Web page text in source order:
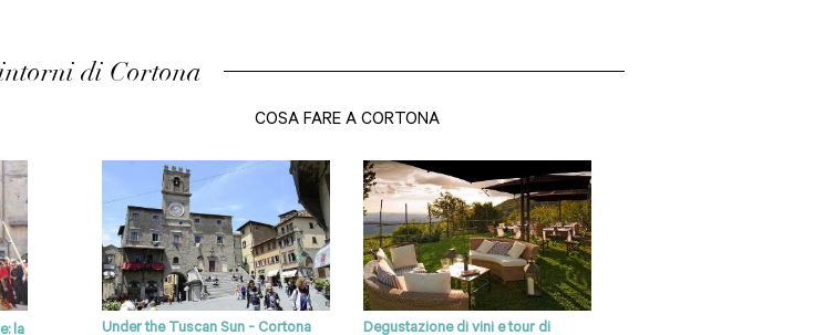
di Cortona
la Toscana: nel cuore della terra del
COSA FARE A CORTONA
Under the Tuscan Sun - Cortona Degustazione di vini e tour di